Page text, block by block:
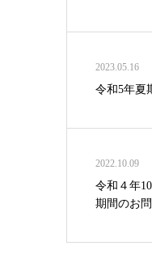
2023.05.16
令和5年夏
2022.10.09
令和４年
期間のお問